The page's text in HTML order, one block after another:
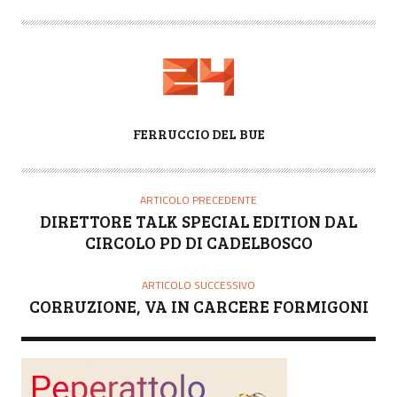
T
FERRUCCIO DEL BUE
ARTICOLO PRECEDENTE
DIRETTORE TALK SPECIAL EDITION DAL
CIRCOLO PD DI CADELBOSCO
ARTICOLO SUCCESSIVO
CORRUZIONE, VA IN CARCERE FORMIGONI